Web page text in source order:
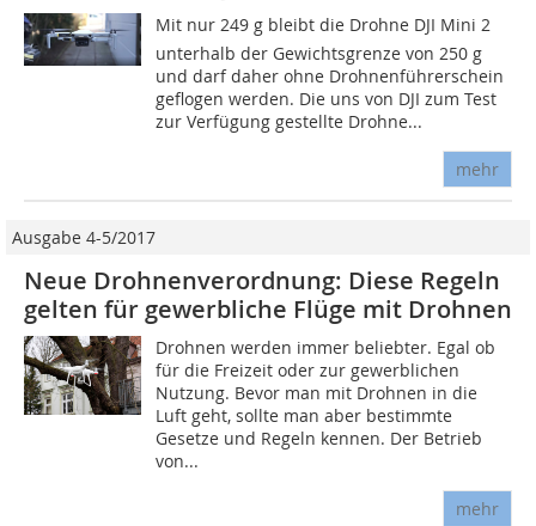
Mit nur 249 g bleibt die Drohne DJI Mini 2
unterhalb der Gewichtsgrenze von 250 g
und darf daher ohne Drohnenführerschein
geflogen werden. Die uns von DJI zum Test
zur Verfügung gestellte Drohne...
mehr
Ausgabe 4-5/2017
Neue Drohnenverordnung: Diese Regeln
gelten für gewerbliche Flüge mit Drohnen
Drohnen werden immer beliebter. Egal ob
für die Freizeit oder zur gewerblichen
Nutzung. Bevor man mit Drohnen in die
Luft geht, sollte man aber bestimmte
Gesetze und Regeln kennen. Der Betrieb
von...
mehr